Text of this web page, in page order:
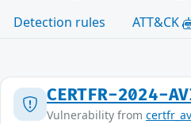
Detection rules
ATT&CK
CERTFR-2024-
Vulnerability from